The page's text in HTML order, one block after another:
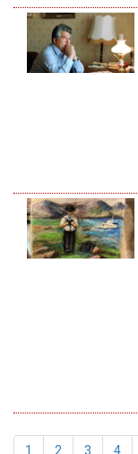
1 2 3 4